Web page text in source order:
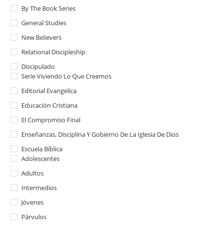
By The Book Series
General Studies
New Believers
Relational Discipleship
Discipulado
Serie Viviendo Lo Que Creemos
Editorial Evangelica
Educación Cristiana
El Compromiso Final
Enseñanzas, Disciplina Y Gobierno De La Iglesia De Dios
Escuela Bíblica
Adolescentes
Adultos
Intermedios
Jóvenes
Párvulos